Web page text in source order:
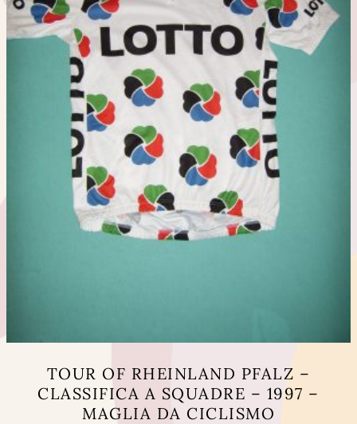
nella
pagina
TOUR OF RHEINLAND PFALZ –
CLASSIFICA A SQUADRE – 1997 –
MAGLIA DA CICLISMO